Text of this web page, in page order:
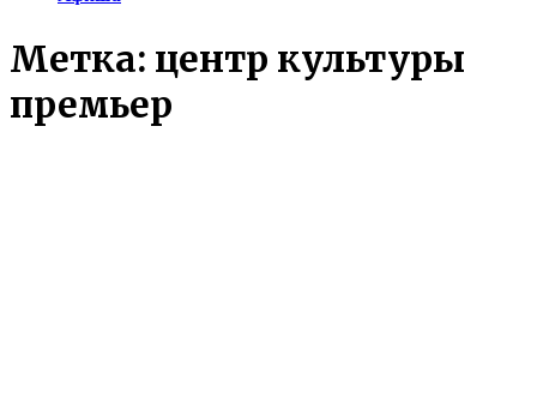
Метка: центр культуры
премьер